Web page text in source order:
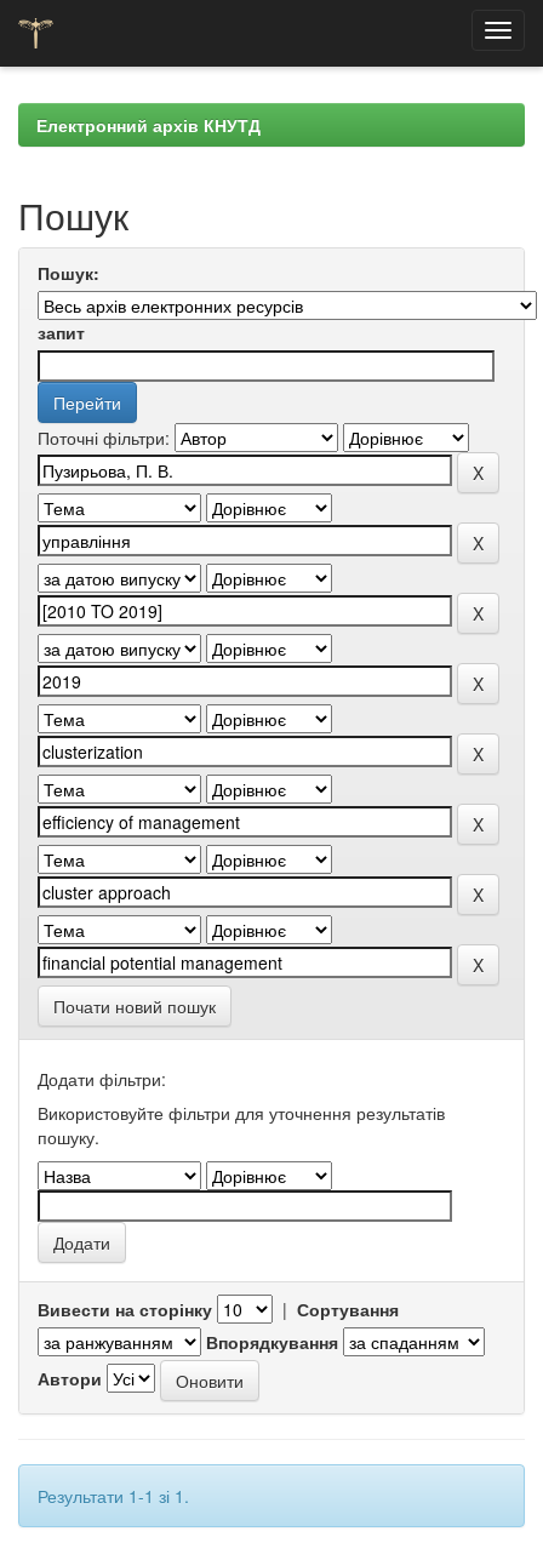
navigationЕлектронний архів КНУТД
Пошук
Пошук:
запит
Поточні фільтри:
Почати новий пошук
Додати фільтри:
Використовуйте фільтри для уточнення результатів
пошуку.
Вивести на сторінку | Сортування
Впорядкування
Автори
Результати 1-1 зі 1.